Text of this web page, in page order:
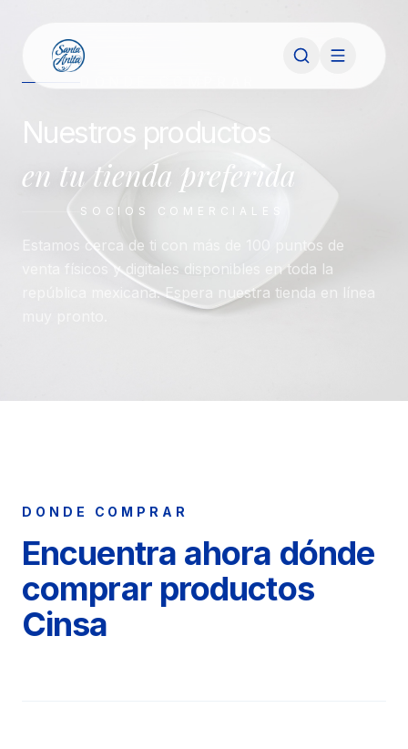
Nuestros productos
en tu tienda preferida
SOCIOS COMERCIALES
Estamos cerca de ti con más de 100 puntos de
venta físicos y digitales disponibles en toda la
república mexicana. Espera nuestra tienda en línea
DONDE COMPRAR
Encuentra ahora dónde
comprar productos
Cinsa